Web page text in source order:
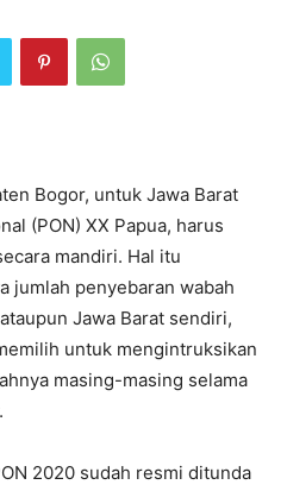
Bogor, untuk Jawa Barat
(PON) XX Papua, harus
mandiri. Hal itu
jumlah penyebaran wabah
Jawa Barat sendiri,
untuk mengintruksikan
masing-masing selama
2020 sudah resmi ditunda